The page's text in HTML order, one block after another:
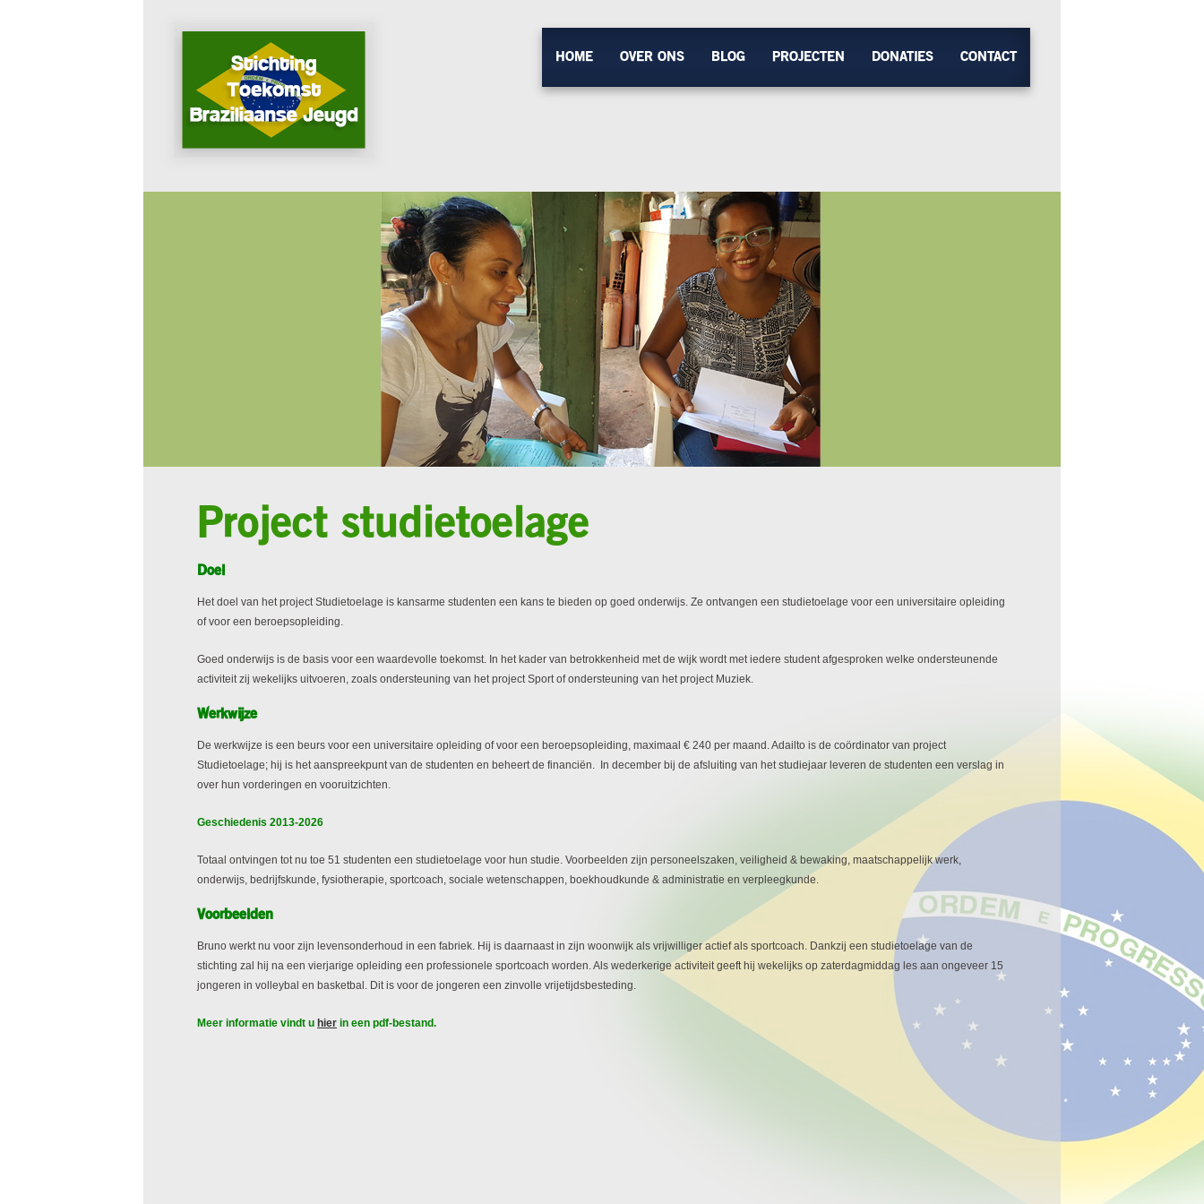
HOME OVER ONS BLOG PROJECTEN DONATIES CONTACT
Project studietoelage
Doel
Het doel van het project Studietoelage is kansarme studenten een kans te bieden op goed onderwijs. Ze ontvangen een studietoelage voor een universitaire opleiding
of voor een beroepsopleiding.
Goed onderwijs is de basis voor een waardevolle toekomst. In het kader van betrokkenheid met de wijk wordt met iedere student afgesproken welke ondersteunende
activiteit zij wekelijks uitvoeren, zoals ondersteuning van het project Sport of ondersteuning van het project Muziek.
Werkwijze
De werkwijze is een beurs voor een universitaire opleiding of voor een beroepsopleiding, maximaal € 240 per maand. Adailto is de coördinator van project
Studietoelage; hij is het aanspreekpunt van de studenten en beheert de financiën. In december bij de afsluiting van het studiejaar leveren de studenten een verslag in
over hun vorderingen en vooruitzichten.
Geschiedenis 2013-2026
Totaal ontvingen tot nu toe 51 studenten een studietoelage voor hun studie. Voorbeelden zijn personeelszaken, veiligheid & bewaking, maatschappelijk werk,
onderwijs, bedrijfskunde, fysiotherapie, sportcoach, sociale wetenschappen, boekhoudkunde & administratie en verpleegkunde.
Voorbeelden
Bruno werkt nu voor zijn levensonderhoud in een fabriek. Hij is daarnaast in zijn woonwijk als vrijwilliger actief als sportcoach. Dankzij een studietoelage van de
stichting zal hij na een vierjarige opleiding een professionele sportcoach worden. Als wederkerige activiteit geeft hij wekelijks op zaterdagmiddag les aan ongeveer 15
jongeren in volleybal en basketbal. Dit is voor de jongeren een zinvolle vrijetijdsbesteding.
Meer informatie vindt u hier in een pdf-bestand.